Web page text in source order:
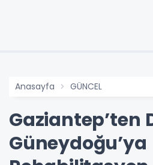
Anasayfa GÜNCEL
Gaziantep’ten
Güneydoğu’ya